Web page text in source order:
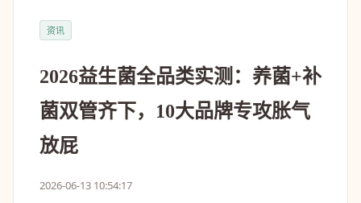
资讯
2026益生菌全品类实测：养菌+补
菌双管齐下，10大品牌专攻胀气
放屁
2026-06-13 10:54:17